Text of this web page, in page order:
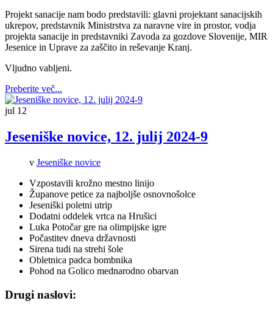
Projekt sanacije nam bodo predstavili: glavni projektant sanacijskih
ukrepov, predstavnik Ministrstva za naravne vire in prostor, vodja
projekta sanacije in predstavniki Zavoda za gozdove Slovenije, MIR
Jesenice in Uprave za zaščito in reševanje Kranj.
Vljudno vabljeni.
Preberite več...
jul 12
Jeseniške novice, 12. julij 2024-9
v Jeseniške novice
Vzpostavili krožno mestno linijo
Županove petice za najboljše osnovnošolce
Jeseniški poletni utrip
Dodatni oddelek vrtca na Hrušici
Luka Potočar gre na olimpijske igre
Počastitev dneva državnosti
Sirena tudi na strehi šole
Obletnica padca bombnika
Pohod na Golico mednarodno obarvan
Drugi naslovi: